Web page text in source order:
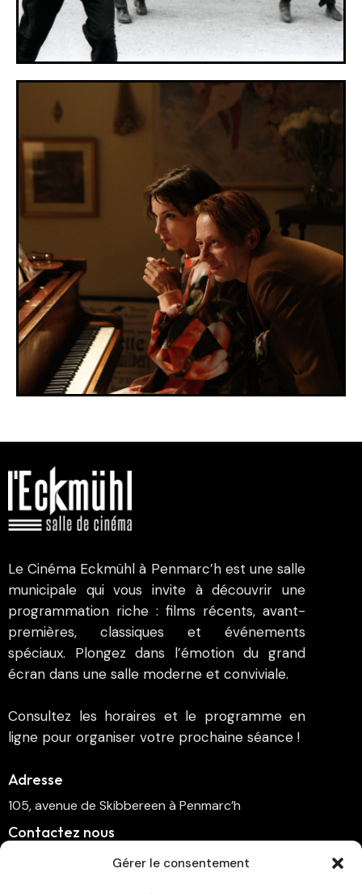
Gérer le consentement
Le Cinéma Eckmühl à Penmarc’h est une salle
municipale qui vous invite à découvrir une
programmation riche : films récents, avant-
premières, classiques et événements
spéciaux. Plongez dans l’émotion du grand
écran dans une salle moderne et conviviale.
Consultez les horaires et le programme en
ligne pour organiser votre prochaine séance !
Adresse
105, avenue de Skibbereen à Penmarc’h
Contactez nous
cinema.penmarch@orange.fr